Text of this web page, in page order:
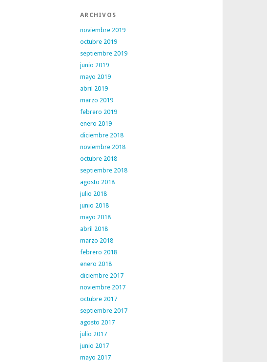
ARCHIVOS
noviembre 2019
octubre 2019
septiembre 2019
junio 2019
mayo 2019
abril 2019
marzo 2019
febrero 2019
enero 2019
diciembre 2018
noviembre 2018
octubre 2018
septiembre 2018
agosto 2018
julio 2018
junio 2018
mayo 2018
abril 2018
marzo 2018
febrero 2018
enero 2018
diciembre 2017
noviembre 2017
octubre 2017
septiembre 2017
agosto 2017
julio 2017
junio 2017
mayo 2017